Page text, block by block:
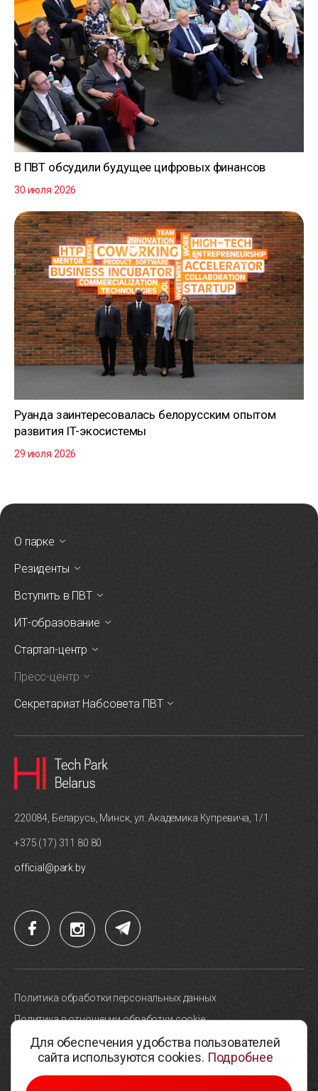
В ПВТ обсудили будущее цифровых финансов
30 июля 2026
Руанда заинтересовалась белорусским опытом
развития IT-экосистемы
29 июля 2026
О парке
Резиденты
Вступить в ПВТ
ИТ-образование
Стартап-центр
Пресс-центр
Секретариат Набсовета ПВТ
220084, Беларусь, Минск, ул. Академика Купревича, 1/1
+375 (17) 311 80 80
official@park.by
Политика обработки персональных данных
Политика в отношении обработки cookie
Карта сайта
Выбор настроек cookie
Для обеспечения удобства пользователей
сайта используются cookies. Подробнее